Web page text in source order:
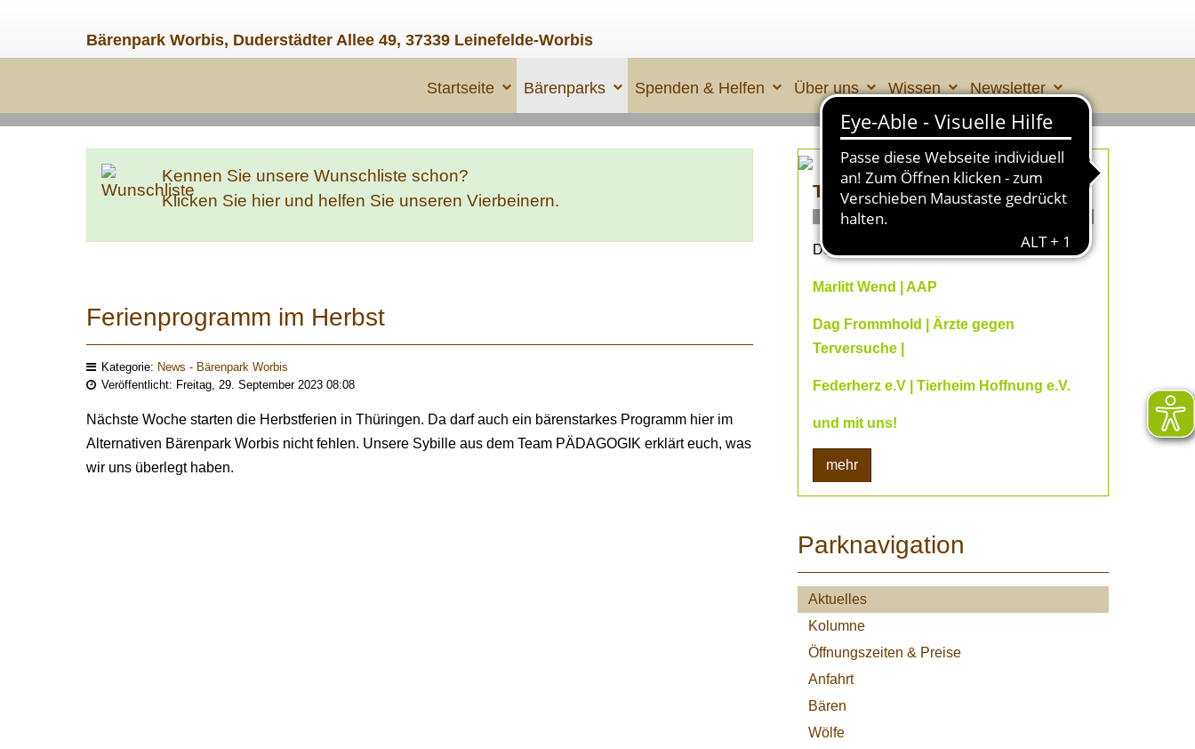
Bärenpark Worbis, Duderstädter Allee 49, 37339 Leinefelde-Worbis
Startseite Bärenparks Spenden & Helfen Über uns Wissen Newsletter
Kennen Sie unsere Wunschliste schon?
Klicken Sie hier und helfen Sie unseren Vierbeinern.
Ferienprogramm im Herbst
Kategorie: News - Bärenpark Worbis
Veröffentlicht: Freitag, 29. September 2023 08:08
Nächste Woche starten die Herbstferien in Thüringen. Da darf auch ein bärenstarkes Programm hier im
Alternativen Bärenpark Worbis nicht fehlen. Unsere Sybille aus dem Team PÄDAGOGIK erklärt euch, was
wir uns überlegt haben.
TIERLEID made in ÜBERALL 2
ONLINE- Fachvorträge
Dein Online-Herbst 2026 mit
Marlitt Wend | AAP
Dag Frommhold | Ärzte gegen
Terversuche |
Federherz e.V | Tierheim Hoffnung e.V.
und mit uns!
mehr
Parknavigation
Aktuelles
Kolumne
Öffnungszeiten & Preise
Anfahrt
Bären
Wölfe